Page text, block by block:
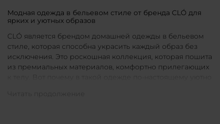
Модная одежда в бельевом стиле от бренда CLÓ для
ярких и уютных образов
CLÓ является брендом домашней одежды в бельевом
стиле, которая способна украсить каждый образ без
исключения. Это роскошная коллекция, которая пошита
из премиальных материалов, комфортно прилегающих
к телу. Вот почему в такой одежде по-настоящему уютно